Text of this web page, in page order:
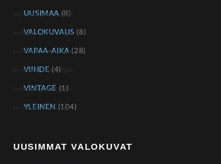
UUSIMAA (8)
VALOKUVAUS (8)
VAPAA-AIKA (28)
VIIHDE (4)
VINTAGE (1)
YLEINEN (104)
UUSIMMAT VALOKUVAT